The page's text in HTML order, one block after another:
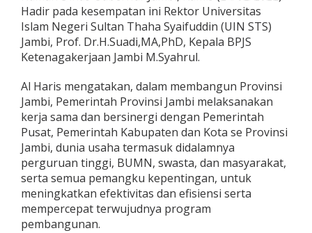
P
J
S
K
e
e
n
a
g
a
k
e
r
j
a
a
Hadir pada kesempatan ini Rektor Universitas
Islam Negeri Sultan Thaha Syaifuddin (UIN STS)
Jambi, Prof. Dr.H.Suadi,MA,PhD, Kepala BPJS
Ketenagakerjaan Jambi M.Syahrul.
Al Haris mengatakan, dalam membangun Provinsi
Jambi, Pemerintah Provinsi Jambi melaksanakan
kerja sama dan bersinergi dengan Pemerintah
Pusat, Pemerintah Kabupaten dan Kota se Provinsi
Jambi, dunia usaha termasuk didalamnya
perguruan tinggi, BUMN, swasta, dan masyarakat,
serta semua pemangku kepentingan, untuk
meningkatkan efektivitas dan efisiensi serta
mempercepat terwujudnya program
pembangunan.